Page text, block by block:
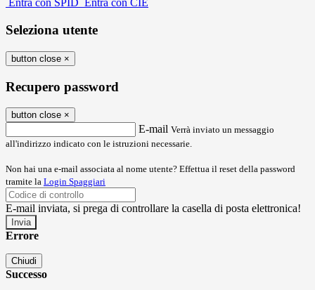
Entra con SPID Entra con CIE
Seleziona utente
button close ×
Recupero password
button close ×
E-mail Verrà inviato un messaggio
all'indirizzo indicato con le istruzioni necessarie.
Non hai una e-mail associata al nome utente? Effettua il reset della password
tramite la Login Spaggiari
E-mail inviata, si prega di controllare la casella di posta elettronica!
Errore
Chiudi
Successo